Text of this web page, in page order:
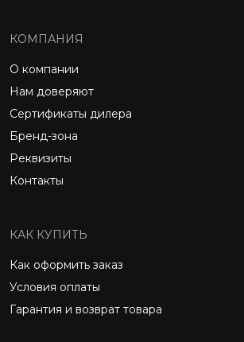
КОМПАНИЯ
О компании
Нам доверяют
Сертификаты дилера
Бренд-зона
Реквизиты
Контакты
КАК КУПИТЬ
Как оформить заказ
Условия оплаты
Гарантия и возврат товара